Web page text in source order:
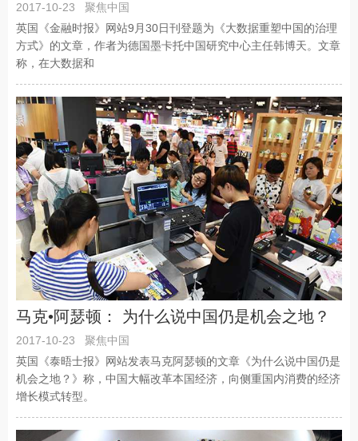
2017-10-23
聚焦中国
英国《金融时报》网站9月30日刊登题为《大数据重塑中国的治理
方式》的文章，作者为德国墨卡托中国研究中心主任韩博天。文章
称，在大数据和
马克•阿瑟顿： 为什么说中国仍是机会之地？
2017-10-23
聚焦中国
英国《泰晤士报》网站发表马克阿瑟顿的文章《为什么说中国仍是
机会之地？》称，中国大幅改革本国经济，向侧重国内消费的经济
增长模式转型。